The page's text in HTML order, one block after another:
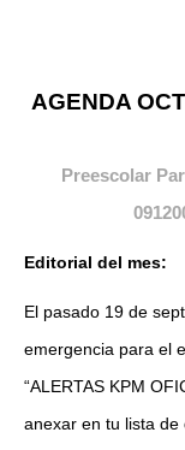
AGENDA
Preescolar
Editorial del mes:
El pasado 19 de
emergencia para el
“ALERTAS KPM
anexar en tu lista